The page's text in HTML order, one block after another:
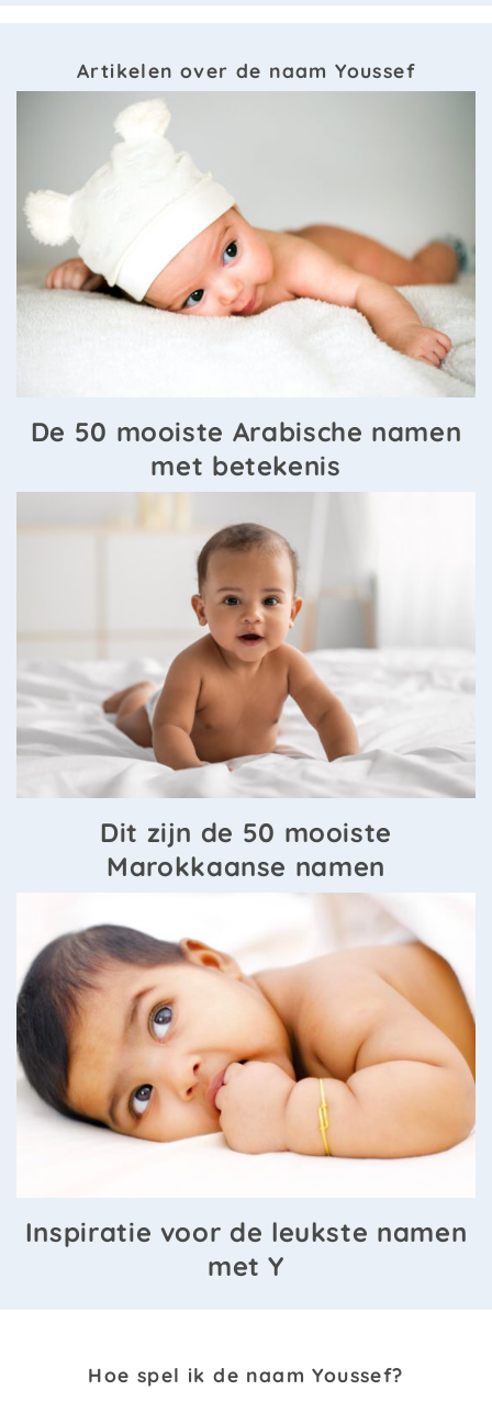
Artikelen over de naam Youssef
De 50 mooiste Arabische namen
met betekenis
Dit zijn de 50 mooiste
Marokkaanse namen
Inspiratie voor de leukste namen
met Y
Hoe spel ik de naam Youssef?